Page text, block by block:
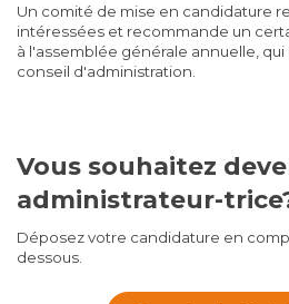
Un comité de mise en candidature
intéressées et recommande un
à l'assemblée générale annuelle,
conseil d'administration.
Vous souhaitez
administrateur-
Déposez votre candidature en
dessous.